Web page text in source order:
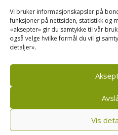
Vi bruker informasjonskapsler på
funksjoner på nettsiden, statistikk og
«aksepter» gir du samtykke til vår
også velge hvilke formål du vil gi
detaljer».
Vis
Kusignal
om kusignal i eit eige hefte.
Bondevennen AS, Pb 208,